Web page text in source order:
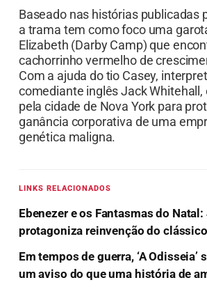
Baseado nas histórias publicadas
a trama tem como foco uma
Elizabeth (Darby Camp) que
cachorrinho vermelho de
Com a ajuda do tio Casey,
comediante inglês Jack Whitehall,
pela cidade de Nova York para
ganância corporativa de uma
genética maligna.
LINKS RELACIONADOS
Ebenezer e os Fantasmas do
protagoniza reinvenção do
Em tempos de guerra, ‘A Odisseia’
um aviso do que uma história de